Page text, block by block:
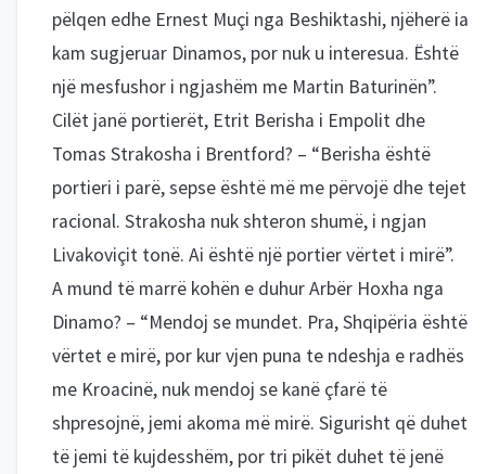
pëlqen edhe Ernest Muçi nga Beshiktashi, njëherë ia
kam sugjeruar Dinamos, por nuk u interesua. Është
një mesfushor i ngjashëm me Martin Baturinën”.
Cilët janë portierët, Etrit Berisha i Empolit dhe
Tomas Strakosha i Brentford? – “Berisha është
portieri i parë, sepse është më me përvojë dhe tejet
racional. Strakosha nuk shteron shumë, i ngjan
Livakoviçit tonë. Ai është një portier vërtet i mirë”.
A mund të marrë kohën e duhur Arbër Hoxha nga
Dinamo? – “Mendoj se mundet. Pra, Shqipëria është
vërtet e mirë, por kur vjen puna te ndeshja e radhës
me Kroacinë, nuk mendoj se kanë çfarë të
shpresojnë, jemi akoma më mirë. Sigurisht që duhet
të jemi të kujdesshëm, por tri pikët duhet të jenë